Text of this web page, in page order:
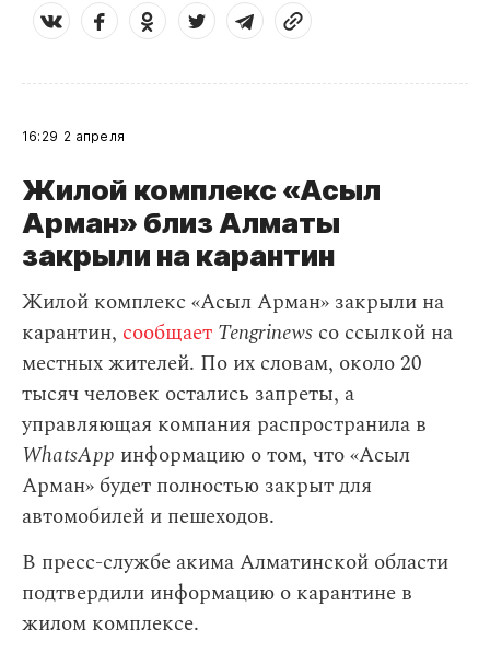
16:29 2 апреля
Жилой комплекс «Асыл
Арман» близ Алматы
закрыли на карантин
Жилой комплекс «Асыл Арман» закрыли на
карантин, сообщает Tengrinews со ссылкой на
местных жителей. По их словам, около 20
тысяч человек остались запреты, а
управляющая компания распространила в
WhatsApp информацию о том, что «Асыл
Арман» будет полностью закрыт для
автомобилей и пешеходов.
В пресс-службе акима Алматинской области
подтвердили информацию о карантине в
жилом комплексе.